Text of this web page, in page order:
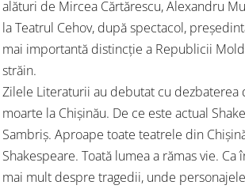
alături de Mircea Cărtărescu, Alexandru
la Teatrul Cehov, după spectacol,
mai importantă distincție a Republicii
străin.
Zilele Literaturii au debutat cu dezbaterea
moarte la Chișinău. De ce este actual
Sambriș. Aproape toate teatrele din
Shakespeare. Toată lumea a rămas vie.
mai mult despre tragedii, unde